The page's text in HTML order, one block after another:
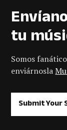
tu
Somos
enviárnosla
Submit Your